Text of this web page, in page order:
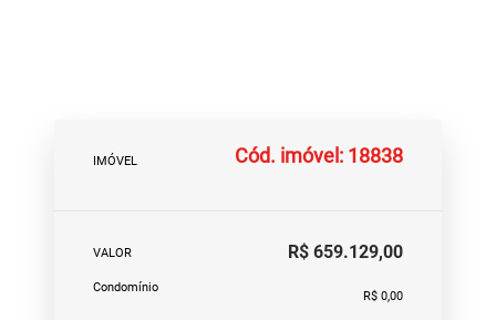
IMÓVEL Cód. imóvel: 18838
VALOR R$ 659.129,00
Condomínio
R$ 0,00